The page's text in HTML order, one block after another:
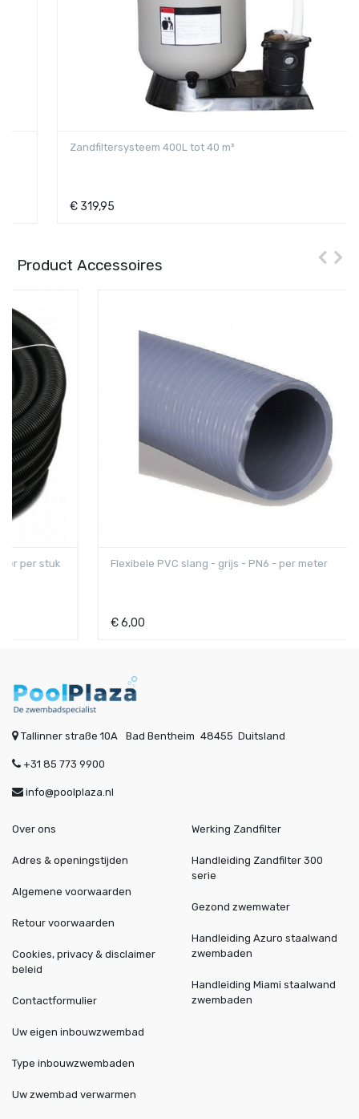
Zandfiltersysteem 400L tot 40 m³
319,95
Product Accessoires
Flexibele PVC slang - grijs - PN6 - per meter
Tallinner straße 10A Bad Bentheim 48455 Duitsland
+31 85 773 9900
info@poolplaza.nl
Over ons
Adres & openingstijden
Algemene voorwaarden
Retour voorwaarden
Cookies, privacy & disclaimer
beleid
Contactformulier
Werking Zandfilter
Handleiding Zandfilter 300
serie
Gezond zwemwater
Handleiding Azuro staalwand
zwembaden
Handleiding Miami staalwand
zwembaden
Uw eigen inbouwzwembad
Type inbouwzwembaden
Uw zwembad verwarmen